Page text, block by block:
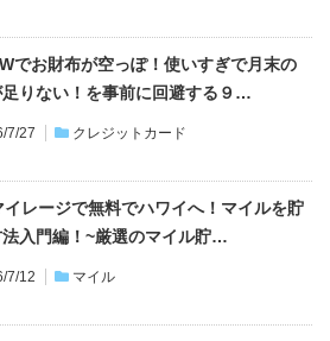
でお財布が空っぽ！使いすぎで月末の
足りない！を事前に回避する９…
7/27 クレジットカード
レージで無料でハワイへ！マイルを貯
入門編！~厳選のマイル貯…
7/12 マイル